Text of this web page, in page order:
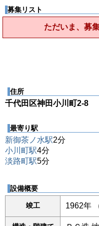
募集リスト
ただいま、募
住所
千代田区神田小川町2-8
最寄り駅
新御茶ノ水駅2分
小川町駅4分
淡路町駅5分
設備概要
竣工 1962年